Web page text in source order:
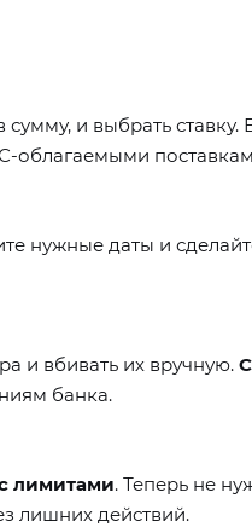
и выбрать ставку.
облагаемыми
нужные даты и
и вбивать их вручную.
банка.
лимитами. Теперь не
лишних действий.